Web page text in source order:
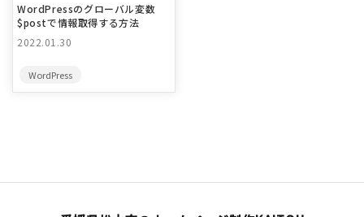
WordPressのグローバル変数
$postで情報取得する方法
2022.01.30
WordPress